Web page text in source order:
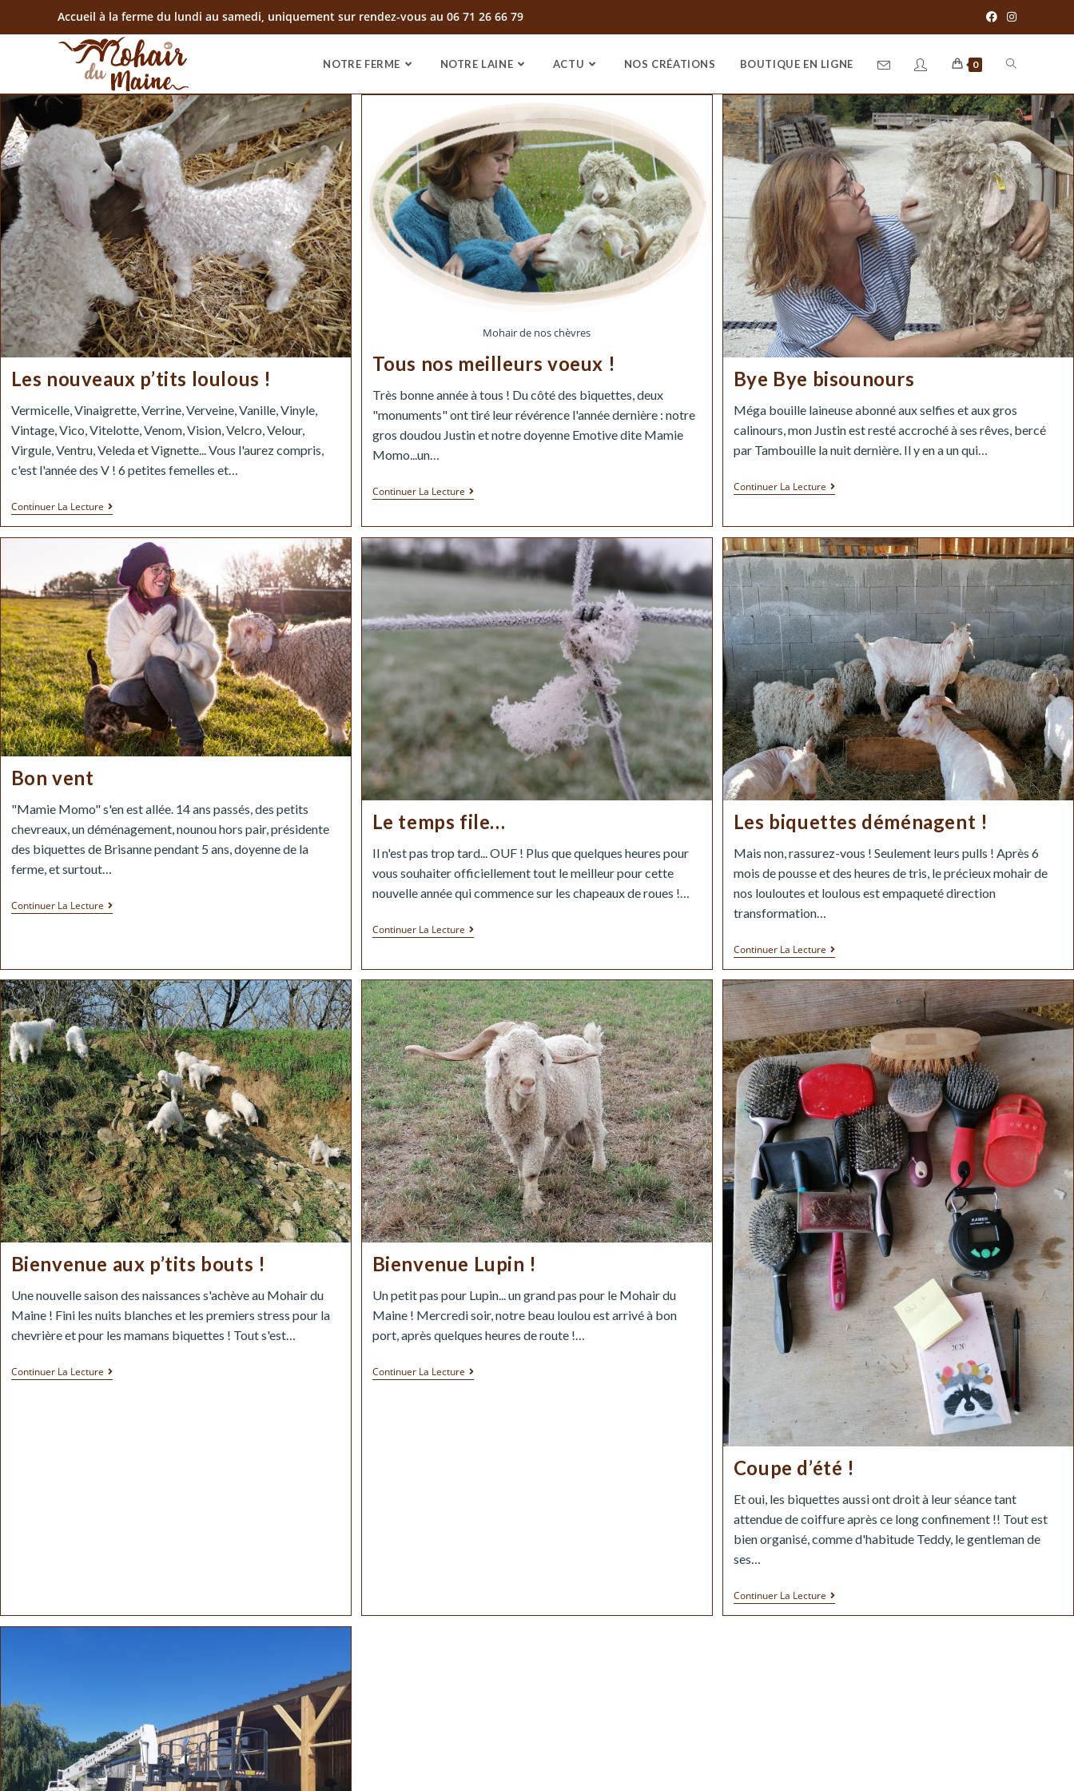
Accueil à la ferme du lundi au samedi, uniquement sur rendez-vous au 06 71 26 66 79
NOTRE FERME NOTRE LAINE ACTU NOS CRÉATIONS BOUTIQUE EN LIGNE 0
Les nouveaux p’tits loulous !
Vermicelle, Vinaigrette, Verrine, Verveine, Vanille, Vinyle,
Vintage, Vico, Vitelotte, Venom, Vision, Velcro, Velour,
Virgule, Ventru, Veleda et Vignette... Vous l'aurez compris,
c'est l'année des V ! 6 petites femelles et…
Continuer La Lecture
Mohair de nos chèvres
Tous nos meilleurs voeux !
Très bonne année à tous ! Du côté des biquettes, deux
"monuments" ont tiré leur révérence l'année dernière : notre
gros doudou Justin et notre doyenne Emotive dite Mamie
Momo...un…
Continuer La Lecture
Bye Bye bisounours
Méga bouille laineuse abonné aux selfies et aux gros
calinours, mon Justin est resté accroché à ses rêves, bercé
par Tambouille la nuit dernière. Il y en a un qui…
Continuer La Lecture
Bon vent
"Mamie Momo" s'en est allée. 14 ans passés, des petits
chevreaux, un déménagement, nounou hors pair, présidente
des biquettes de Brisanne pendant 5 ans, doyenne de la
ferme, et surtout…
Continuer La Lecture
Le temps file…
Il n'est pas trop tard... OUF ! Plus que quelques heures pour
vous souhaiter officiellement tout le meilleur pour cette
nouvelle année qui commence sur les chapeaux de roues !…
Continuer La Lecture
Les biquettes déménagent !
Mais non, rassurez-vous ! Seulement leurs pulls ! Après 6
mois de pousse et des heures de tris, le précieux mohair de
nos louloutes et loulous est empaqueté direction
transformation…
Continuer La Lecture
Bienvenue aux p’tits bouts !
Une nouvelle saison des naissances s'achève au Mohair du
Maine ! Fini les nuits blanches et les premiers stress pour la
chevrière et pour les mamans biquettes ! Tout s'est…
Continuer La Lecture
Bienvenue Lupin !
Un petit pas pour Lupin... un grand pas pour le Mohair du
Maine ! Mercredi soir, notre beau loulou est arrivé à bon
port, après quelques heures de route !…
Continuer La Lecture
Coupe d’été !
Et oui, les biquettes aussi ont droit à leur séance tant
attendue de coiffure après ce long confinement !! Tout est
bien organisé, comme d'habitude Teddy, le gentleman de
ses…
Continuer La Lecture